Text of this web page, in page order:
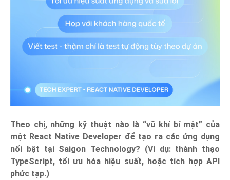
Theo chị, những kỹ thuật nào là “vũ khí bí mật” của
một React Native Developer để tạo ra các ứng dụng
nổi bật tại Saigon Technology? (Ví dụ: thành thạo
TypeScript, tối ưu hóa hiệu suất, hoặc tích hợp API
phức tạp.)